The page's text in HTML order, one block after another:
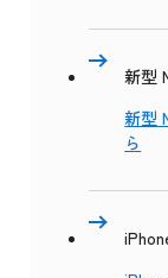
新型
新型
ら